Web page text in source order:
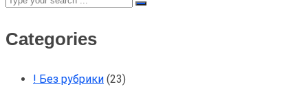
Categories
! Без рубрики (23)